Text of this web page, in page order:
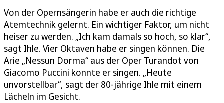
Von der Opernsängerin habe er auch die richtige
Atemtechnik gelernt. Ein wichtiger Faktor, um nicht
heiser zu werden. „Ich kam damals so hoch, so klar“,
sagt Ihle. Vier Oktaven habe er singen können. Die
Arie „Nessun Dorma“ aus der Oper Turandot von
Giacomo Puccini konnte er singen. „Heute
unvorstellbar“, sagt der 80-jährige Ihle mit einem
Lächeln im Gesicht.